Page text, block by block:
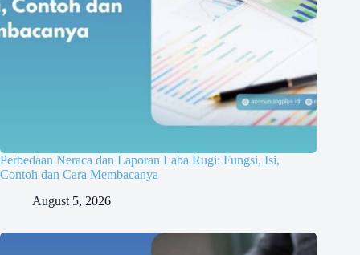
Perbedaan Neraca dan Laporan Laba Rugi: Fungsi, Isi,
Contoh dan Cara Membacanya
August 5, 2026